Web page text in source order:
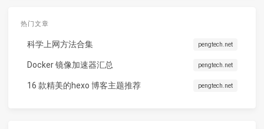
热门文章
科学上网方法合集 pengtech.net
Docker 镜像加速器汇总 pengtech.net
16 款精美的hexo 博客主题推荐 pengtech.net